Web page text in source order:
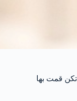
تكن قمت بها